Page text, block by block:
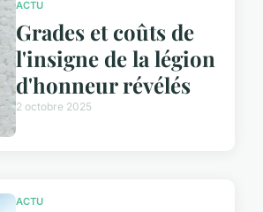
ACTU
Grades et coûts de
l'insigne de la légion
d'honneur révélés
2 octobre 2025
ACTU